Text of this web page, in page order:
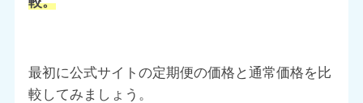
最初に公式サイトの定期便の価格と通常価格を比
較してみましょう。